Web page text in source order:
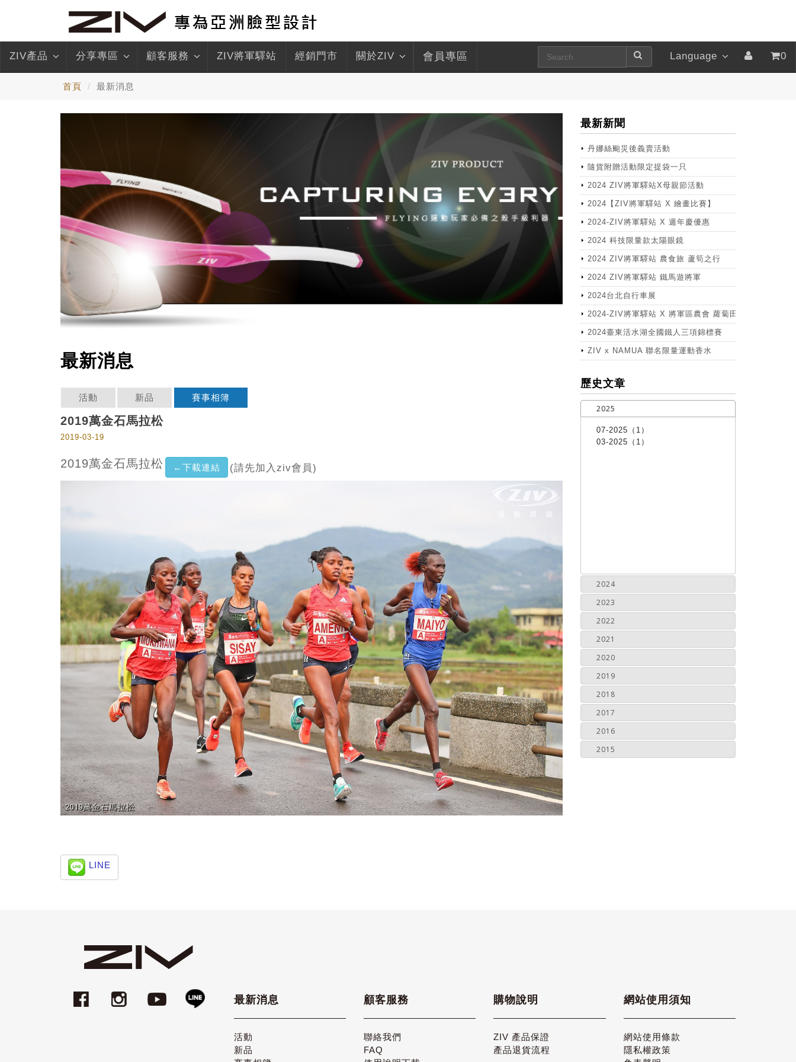
ZIV產品 分享專區 顧客服務 ZIV將軍驛站 經銷門市 關於ZIV 會員專區 Language 0
首頁 最新消息
最新消息
活動 新品 賽事相簿
2019萬金石馬拉松
2019-03-19
2019萬金石馬拉松 ←下載連結 (請先加入ziv會員)
LINE
最新新聞
丹娜絲颱災後義賣活動
隨貨附贈活動限定提袋一只
2024 ZIV將軍驛站X母親節活動
2024【ZIV將軍驛站 X 繪畫比賽】
2024-ZIV將軍驛站 X 週年慶優惠
2024 科技限量款太陽眼鏡
2024 ZIV將軍驛站 農食旅 蘆筍之行
2024 ZIV將軍驛站 鐵馬遊將軍
2024台北自行車展
2024-ZIV將軍驛站 X 將軍區農會 蘿蔔田體驗活動
2024臺東活水湖全國鐵人三項錦標賽
ZIV x NAMUA 聯名限量運動香水
more
歷史文章
2025
07-2025（1）
03-2025（1）
2024
2023
2022
2021
2020
2019
2018
2017
2016
2015
最新消息
活動
新品
顧客服務
聯絡我們
FAQ
購物說明
ZIV 產品保證
產品退貨流程
網站使用須知
網站使用條款
隱私權政策